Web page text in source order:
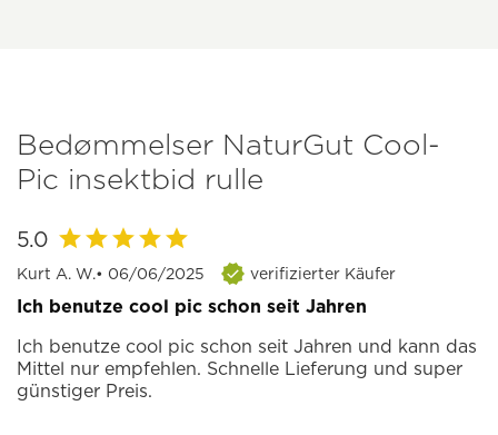
Bedømmelser NaturGut Cool-
Pic insektbid rulle
5.0
Kurt A. W.• 06/06/2025 verifizierter Käufer
Ich benutze cool pic schon seit Jahren
Ich benutze cool pic schon seit Jahren und kann das
Mittel nur empfehlen. Schnelle Lieferung und super
günstiger Preis.